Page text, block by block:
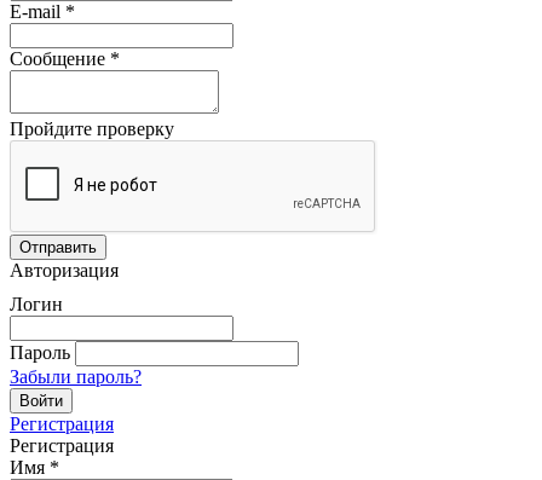
E-mail *
Сообщение *
Пройдите проверку
Авторизация
Логин
Пароль
Забыли пароль?
Регистрация
Регистрация
Имя *